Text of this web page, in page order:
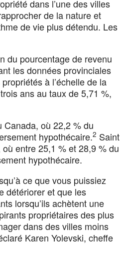
dans l’une des villes
de la nature et
de vie plus détendu. Les
du pourcentage de revenu
les données provinciales
à l’échelle de la
ans au taux de 5,71 %,
où 22,2 % du
hypothécaire.2 Saint
entre 25,1 % et 28,9 % du
hypothécaire.
ce que vous puissiez
détériorer et que les
lorsqu’ils achètent une
propriétaires des plus
dans des villes moins
Karen Yolevski, cheffe